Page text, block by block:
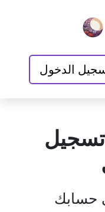
الدخول
Manara AI تسجيل
حسابك